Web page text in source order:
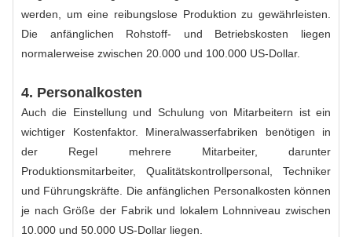
werden, um eine reibungslose Produktion zu gewährleisten.
Die anfänglichen Rohstoff- und Betriebskosten liegen
normalerweise zwischen 20.000 und 100.000 US-Dollar.
4. Personalkosten
Auch die Einstellung und Schulung von Mitarbeitern ist ein
wichtiger Kostenfaktor. Mineralwasserfabriken benötigen in
der Regel mehrere Mitarbeiter, darunter
Produktionsmitarbeiter, Qualitätskontrollpersonal, Techniker
und Führungskräfte. Die anfänglichen Personalkosten können
je nach Größe der Fabrik und lokalem Lohnniveau zwischen
10.000 und 50.000 US-Dollar liegen.